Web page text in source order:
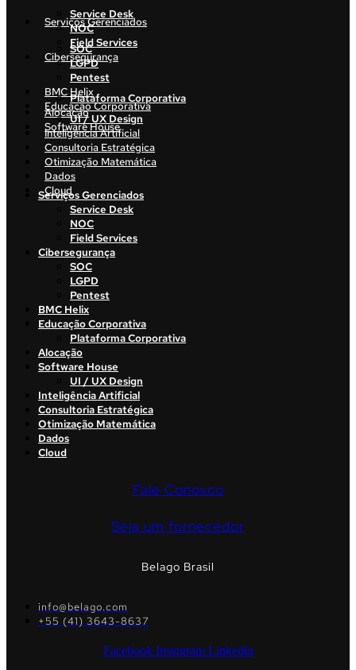
Serviços Gerenciados
Service Desk
NOC
Field Services
Cibersegurança
SOC
LGPD
Pentest
BMC Helix
Educação Corporativa
Plataforma Corporativa
Alocação
Software House
UI / UX Design
Inteligência Artificial
Consultoria Estratégica
Otimização Matemática
Dados
Cloud
Serviços Gerenciados
Service Desk
NOC
Field Services
Cibersegurança
SOC
LGPD
Pentest
BMC Helix
Educação Corporativa
Plataforma Corporativa
Alocação
Software House
UI / UX Design
Inteligência Artificial
Consultoria Estratégica
Otimização Matemática
Dados
Cloud
Fale Conosco
Seja um fornecedor
Belago Brasil
info@belago.com
+55 (41) 3643-8637
Facebook Instagram Linkedin